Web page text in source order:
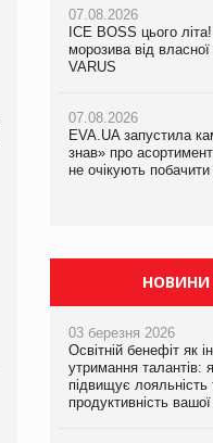
07.08.2026
ICE BOSS цього
морозива від
VARUS
07.08.2026
EVA.UA запустила
знав» про
не очікують
07.08.2026
ICE BOSS цього
морозива від
VARUS
07.08.2026
EVA.UA запустила
знав» про
не очікують
07.08.2026
Франція заборонила
НОВИНИ
03 березня 2026
Освітній бенефіт як
утримання талантів:
підвищує лояльність
продуктивність